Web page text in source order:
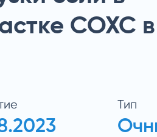
СОХС
Тип